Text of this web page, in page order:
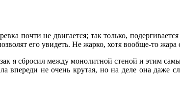
почти не двигается; так только,
его увидеть. Не жарко, хотя вообще-то жара
я сбросил между монолитной стеной и этим
впереди не очень крутая, но на деле она даже